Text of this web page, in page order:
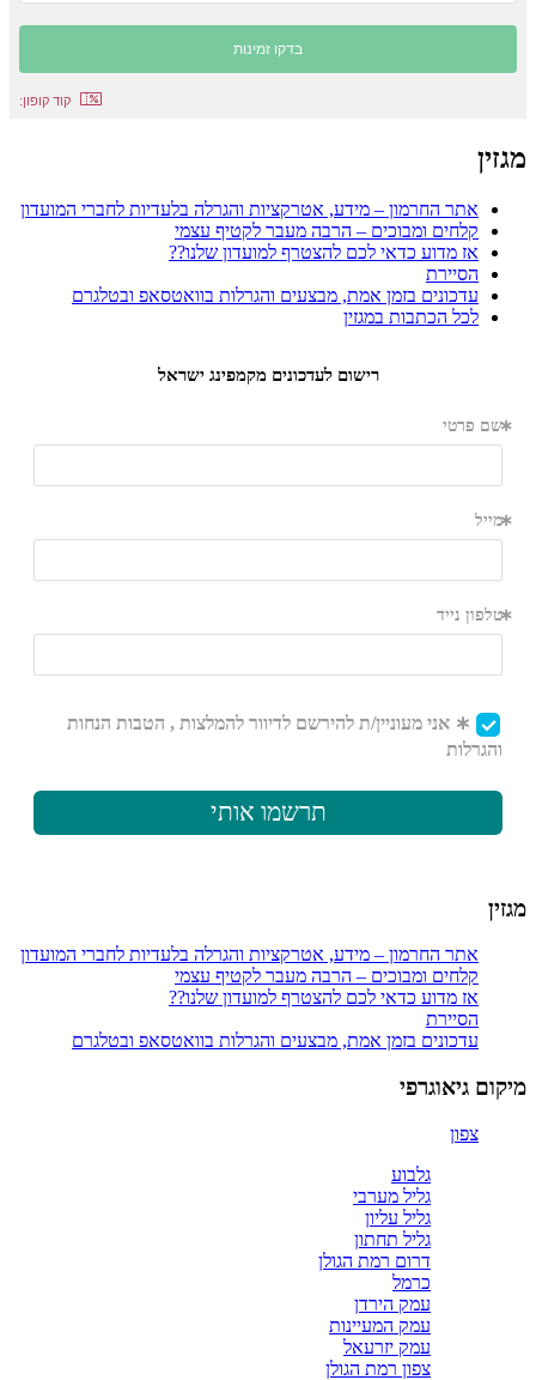
קוד קופון:
מגזין
אתר החרמון – מידע, אטרקציות והגרלה בלעדיות לחברי המועדון
קלחים ומבוכים – הרבה מעבר לקטיף עצמי
אז מדוע כדאי לכם להצטרף למועדון שלנו??
הסיירת
עדכונים בזמן אמת, מבצעים והגרלות בוואטסאפ ובטלגרם
לכל הכתבות במגזין
מגזין
אתר החרמון – מידע, אטרקציות והגרלה בלעדיות לחברי המועדון
קלחים ומבוכים – הרבה מעבר לקטיף עצמי
אז מדוע כדאי לכם להצטרף למועדון שלנו??
הסיירת
עדכונים בזמן אמת, מבצעים והגרלות בוואטסאפ ובטלגרם
מיקום גיאוגרפי
צפון
גלבוע
גליל מערבי
גליל עליון
גליל תחתון
דרום רמת הגולן
כרמל
עמק הירדן
עמק המעיינות
עמק יזרעאל
צפון רמת הגולן